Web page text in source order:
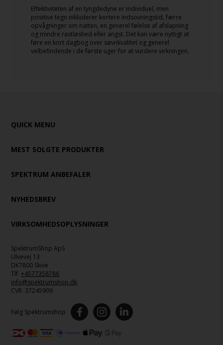
Effektiviteten af en tyngdedyne er individuel, men
positive tegn inkluderer kortere indsovningstid, færre
opvågninger om natten, en generel følelse af afslapning
og mindre rastløshed eller angst. Det kan være nyttigt at
føre en kort dagbog over søvnkvalitet og generel
velbefindende i de første uger for at vurdere virkningen.
QUICK MENU
MEST SOLGTE PRODUKTER
SPEKTRUM ANBEFALER
NYHEDSBREV
VIRKSOMHEDSOPLYSNINGER
SpektrumShop ApS
Ulvevej 13
DK7800 Skive
Tlf. +4577358786
info@spektrumshop.dk
CVR: 37245909
Følg Spektrumshop